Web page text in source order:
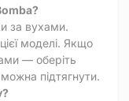
за вухами.
моделі. Якщо
— оберіть
підтягнути.